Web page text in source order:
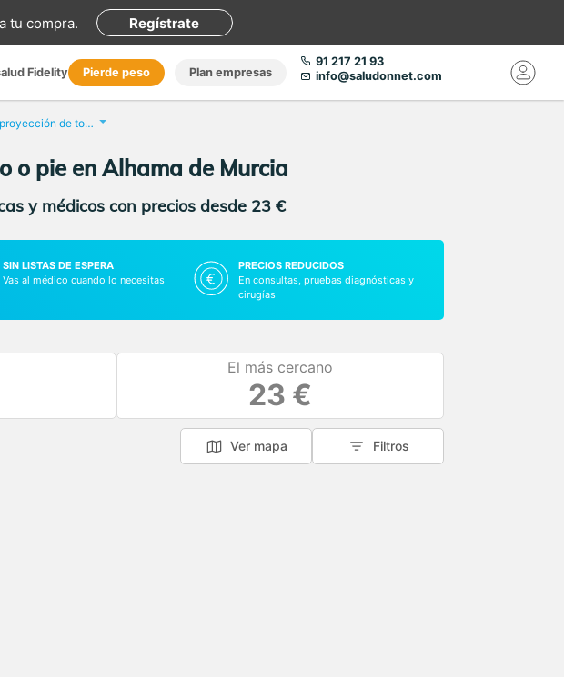
tu compra. Regístrate
Fidelity Pierde peso Plan empresas
91 217 21 93
info@saludonnet.com
Radiografía. Una proyección de tobillo o pie
o pie en Alhama de Murcia
y médicos con precios desde 23 €
SIN LISTAS DE ESPERA
Vas al médico cuando lo necesitas
PRECIOS REDUCIDOS
En consultas, pruebas diagnósticas y
cirugías
El más cercano
23 €
Ver mapa Filtros